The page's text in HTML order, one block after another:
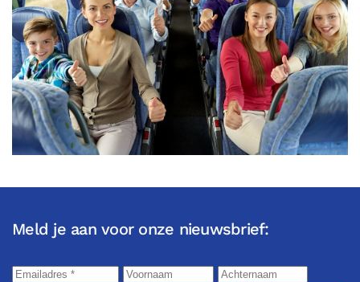
Meld je aan voor onze nieuwsbrief: